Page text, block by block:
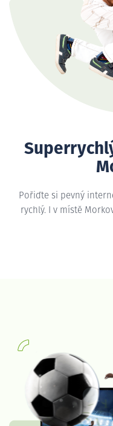
Pořiďte si pevný
rychlý. I v místě